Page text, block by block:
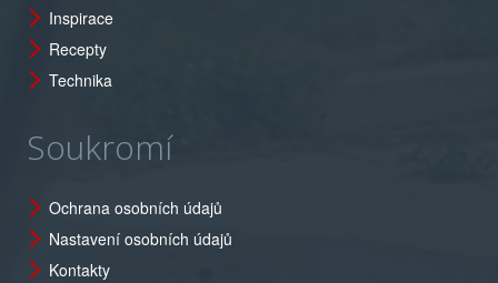
Inspirace
Recepty
Technika
Soukromí
Ochrana osobních údajů
Nastavení osobních údajů
Kontakty